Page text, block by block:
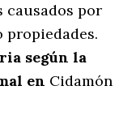
causados por
propiedades.
según la
en Cidamón